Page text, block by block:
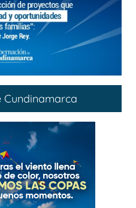
Cundinamarca